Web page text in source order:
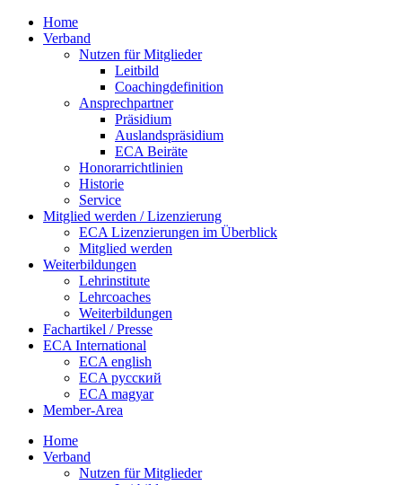
Home
Verband
Nutzen für Mitglieder
Leitbild
Coachingdefinition
Ansprechpartner
Präsidium
Auslandspräsidium
ECA Beiräte
Honorarrichtlinien
Historie
Service
Mitglied werden / Lizenzierung
ECA Lizenzierungen im Überblick
Mitglied werden
Weiterbildungen
Lehrinstitute
Lehrcoaches
Weiterbildungen
Fachartikel / Presse
ECA International
ECA english
ECA русский
ECA magyar
Member-Area
Home
Verband
Nutzen für Mitglieder